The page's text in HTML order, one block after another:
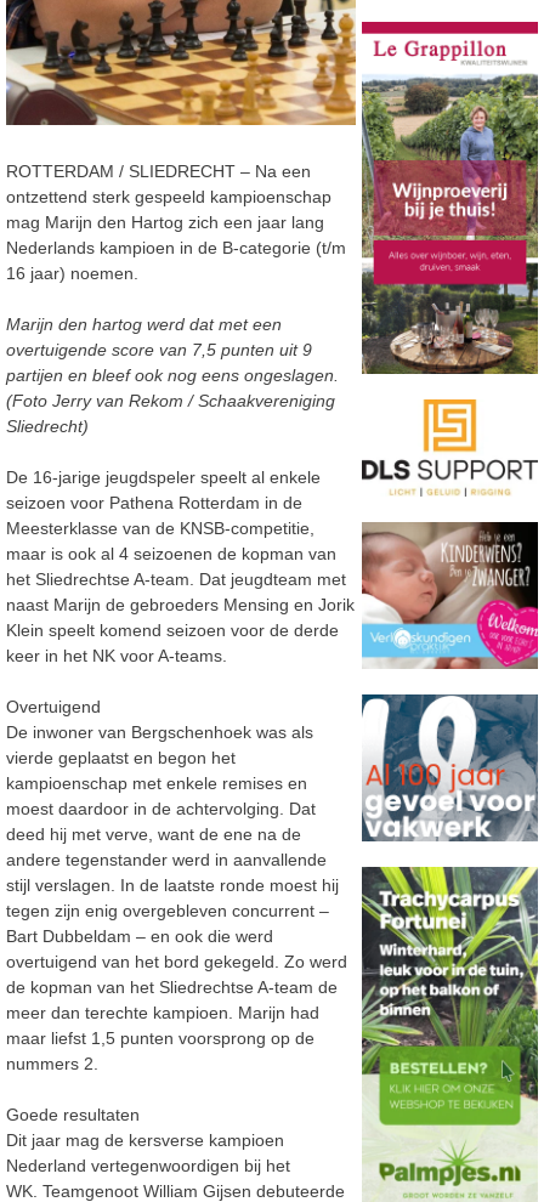
ROTTERDAM / SLIEDRECHT – Na een
ontzettend sterk gespeeld kampioenschap
mag Marijn den Hartog zich een jaar lang
Nederlands kampioen in de B-categorie (t/m
16 jaar) noemen.
Marijn den hartog werd dat met een
overtuigende score van 7,5 punten uit 9
partijen en bleef ook nog eens ongeslagen.
(Foto Jerry van Rekom / Schaakvereniging
Sliedrecht)
De 16-jarige jeugdspeler speelt al enkele
seizoen voor Pathena Rotterdam in de
Meesterklasse van de KNSB-competitie,
maar is ook al 4 seizoenen de kopman van
het Sliedrechtse A-team. Dat jeugdteam met
naast Marijn de gebroeders Mensing en Jorik
Klein speelt komend seizoen voor de derde
keer in het NK voor A-teams.
Overtuigend
De inwoner van Bergschenhoek was als
vierde geplaatst en begon het
kampioenschap met enkele remises en
moest daardoor in de achtervolging. Dat
deed hij met verve, want de ene na de
andere tegenstander werd in aanvallende
stijl verslagen. In de laatste ronde moest hij
tegen zijn enig overgebleven concurrent –
Bart Dubbeldam – en ook die werd
overtuigend van het bord gekegeld. Zo werd
de kopman van het Sliedrechtse A-team de
meer dan terechte kampioen. Marijn had
maar liefst 1,5 punten voorsprong op de
nummers 2.
Goede resultaten
Dit jaar mag de kersverse kampioen
Nederland vertegenwoordigen bij het
WK. Teamgenoot William Gijsen debuteerde